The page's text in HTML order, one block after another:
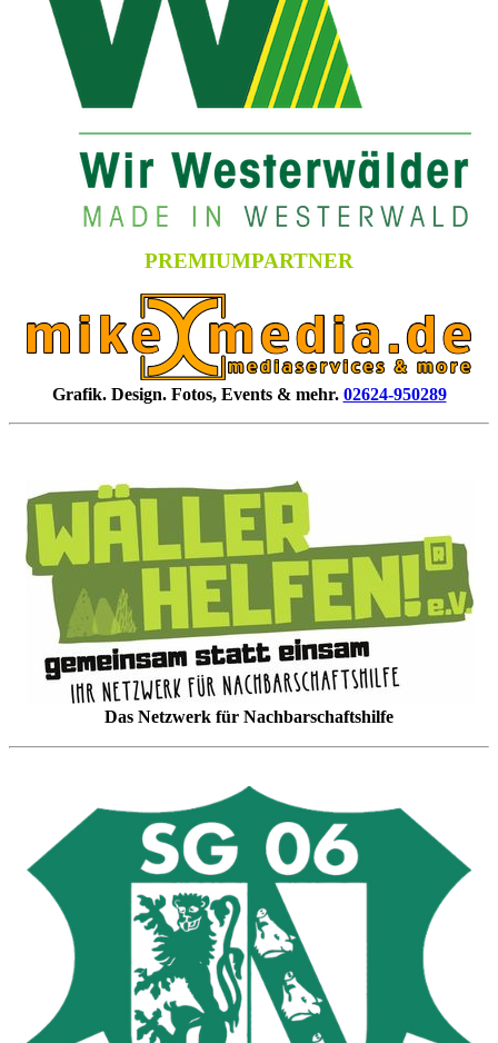
PREMIUMPARTNER
Grafik. Design. Fotos, Events & mehr. 02624-950289
Das Netzwerk für Nachbarschaftshilfe